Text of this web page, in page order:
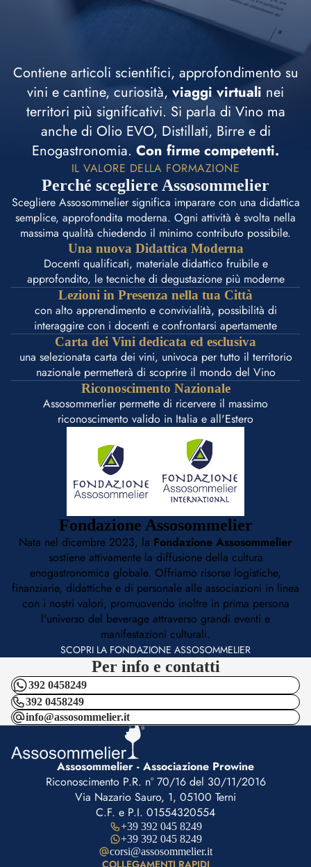
Contiene articoli scientifici, approfondimento su
vini e cantine, curiosità, viaggi virtuali nei
territori più significativi. Si parla di Vino ma
anche di Olio EVO, Distillati, Birre e di
Enogastronomia. Con firme competenti.
IL VALORE DELLA FORMAZIONE
Perché scegliere Assosommelier
Scegliere Assosommelier significa imparare con una didattica
semplice, approfondita moderna. Ogni attività è svolta nella
massima qualità chiedendo il minimo contributo possibile.
Una nuova Didattica Moderna
Docenti qualificati, materiale didattico fruibile e
approfondito, le tecniche di degustazione più moderne
Lezioni in Presenza nella tua Città
con alto apprendimento e convivialità, possibilità di
interaggire con i docenti e confrontarsi apertamente
Carta dei Vini dedicata ed esclusiva
una selezionata carta dei vini, univoca per tutto il territorio
nazionale permetterà di scoprire il mondo del Vino
Riconoscimento Nazionale
Assosommerlier permette di ricervere il massimo
riconoscimento valido in Italia e all'Estero
Fondazione Assosommelier
Nata nel dicembre 2023, la Fondazione Assosommelier
sostiene attivamente la diffusione della cultura
enogastronomica globale. Offriamo risorse logistiche,
finanziarie, didattiche e di personale alle associazioni in linea
con i nostri valori, promuovendo inoltre in prima persona
l'universo del beverage attraverso grandi eventi e
manifestazioni culturali.
SCOPRI LA FONDAZIONE ASSOSOMMELIER
Per info e contatti
392 0458249
392 0458249
info@assosommelier.it
Assosommelier - Associazione Prowine
Riconoscimento P.R. n° 70/16 del 30/11/2016
Via Nazario Sauro, 1, 05100 Terni
C.F. e P.I. 01554320554
+39 392 045 8249
+39 392 045 8249
corsi@assosommelier.it